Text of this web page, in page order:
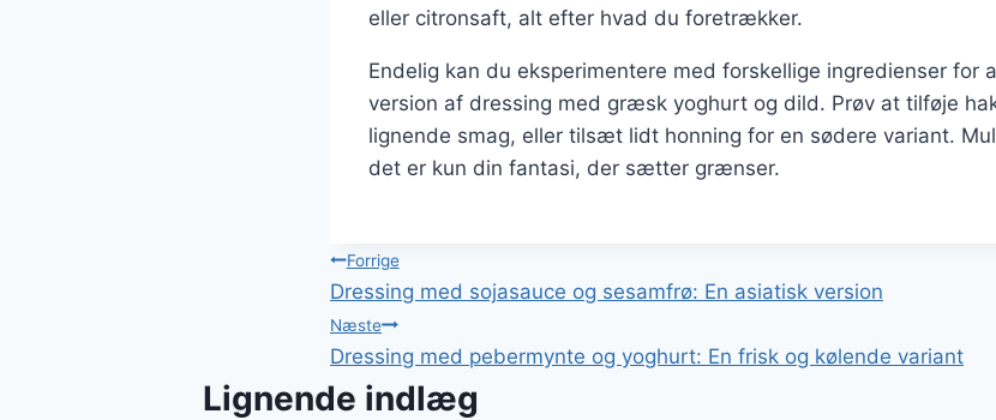
eller citronsaft, alt efter hvad du foretrækker.
Endelig kan du eksperimentere med forskellige ingredienser for
version af dressing med græsk yoghurt og dild. Prøv at tilføje
lignende smag, eller tilsæt lidt honning for en sødere variant.
det er kun din fantasi, der sætter grænser.
Indlægsnavigation
Forrige
Dressing med sojasauce og sesamfrø: En asiatisk version
Næste
Dressing med pebermynte og yoghurt: En frisk og kølende variant
Lignende indlæg